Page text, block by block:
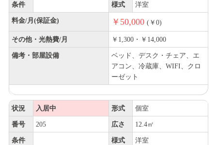
条件 様式 洋室
料金/月(保証金) ￥50,000 (￥0)
その他・光熱費/月 ￥1,300・￥14,000
備考・部屋設備
ベッド、デスク・チェア、エ
アコン、冷蔵庫、WIFI、クロ
ーゼット
状況 入居中 形式 個室
番号 205 広さ 12.4㎡
条件 様式 洋室